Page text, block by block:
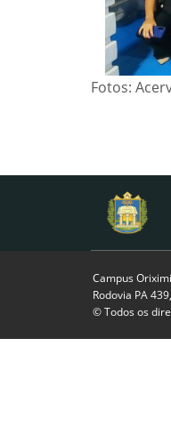
Fotos:
Campus
Rodovia PA
© Todos os